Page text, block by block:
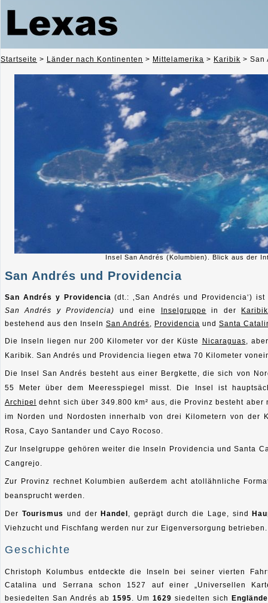
Startseite > Länder nach Kontinenten > Mittelamerika > Karibik > San
Insel San Andrés (Kolumbien). Blick aus der
San Andrés und Providencia
San Andrés y Providencia (dt.: ‚San Andrés und Providencia‘)
San Andrés y Providencia)
und eine Inselgruppe in der
Karibik
bestehend aus den Inseln San Andrés, Providencia und Santa
Die Inseln liegen nur 200 Kilometer vor der Küste Nicaraguas,
Karibik. San Andrés und Providencia liegen etwa 70 Kilometer
Die Insel San Andrés besteht aus einer Bergkette, die sich von
55 Meter über dem Meeresspiegel misst. Die Insel ist
Archipel
dehnt sich über 349.800 km² aus, die Provinz besteht
im Norden und Nordosten innerhalb von drei Kilometern von der
Rosa, Cayo Santander und Cayo Rocoso.
Zur Inselgruppe gehören weiter die Inseln Providencia und Santa
Cangrejo.
Zur Provinz rechnet Kolumbien außerdem acht atollähnliche
beansprucht werden.
Der Tourismus und der Handel , geprägt durch die Lage, sind
Viehzucht und Fischfang werden nur zur Eigenversorgung betrieben.
Geschichte
Christoph Kolumbus
entdeckte die Inseln bei seiner vierten
Catalina und Serrana schon 1527 auf einer „Universellen
besiedelten San Andrés ab 1595 . Um 1629 siedelten sich